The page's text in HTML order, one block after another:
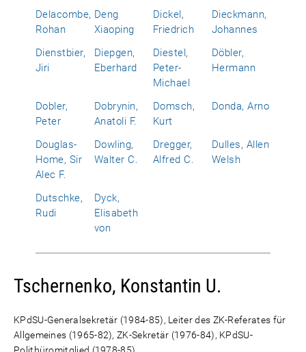
Delacombe,
Rohan
Deng
Xiaoping
Dickel,
Friedrich
Dieckmann,
Johannes
Dienstbier,
Jiri
Diepgen,
Eberhard
Diestel,
Peter-
Michael
Döbler,
Hermann
Dobler,
Peter
Dobrynin,
Anatoli F.
Domsch,
Kurt
Donda, Arno
Douglas-
Home, Sir
Alec F.
Dowling,
Walter C.
Dregger,
Alfred C.
Dulles, Allen
Welsh
Dutschke,
Rudi
Dyck,
Elisabeth
von
Tschernenko, Konstantin U.
KPdSU-Generalsekretär (1984-85), Leiter des ZK-Referates für
Allgemeines (1965-82), ZK-Sekretär (1976-84), KPdSU-